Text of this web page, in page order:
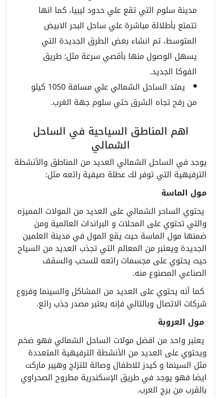
مدينة سلوم التي تقع علي حدود ليبيا، كما انها
تتمتع بأطلالة مباشرة علي ساحل البحر الابيض
المتوسط، تم انشاء بعض الطرق الجديدة التي
يسهل الوصول منها بأقصي سرعة مثل: طريق
الفوكا الجديد.
يمتد الساحل الشمالي علي مسافة 1050 كيلو
من رفح تجاه الشرق حتي سلوم جهة الغرب.
اهم المناطق السياحية في الساحل
الشمالي
يوجد في الساحل الشمالي العديد من المناطق والأنشطة
الترفيهية التي توفر لك عطلة صيفية رائعه مثل:
مول الماسة
يحتوي الساحر الشمالي على العديد من المولات المميزه
والتي تحتوي على المحلات و البراندات العالمية ومن
ضمنها مول الماسة حيث يقع المول في مدينة العلمين
الجديدة ويعتبر من المعالم التي تجذب العديد من السياح
حيث يحتوي على مجسمات رائعه للسحب والسقف
الصناعي المصنوع منه.
كما أنه يحتوي على العديد من المشاكل والسينما وفروع
شركات الاتصال وبالتالي فإنه يعتبر مصدر جذب رائع.
مول العروبة
يعتبر واحد من افضل مولات الساحل الشمالي فهو ضخم
ويحتوي على العديد من الأنشطة الترفيهية المتعددة
مثل السينما و كيدز للاطفال وصالة للتزلج وهيبر ماركت
ايضا فهو يوجد في طريق الإسكندرية مطروح الصحراوي
بالقرب من برج العرب.